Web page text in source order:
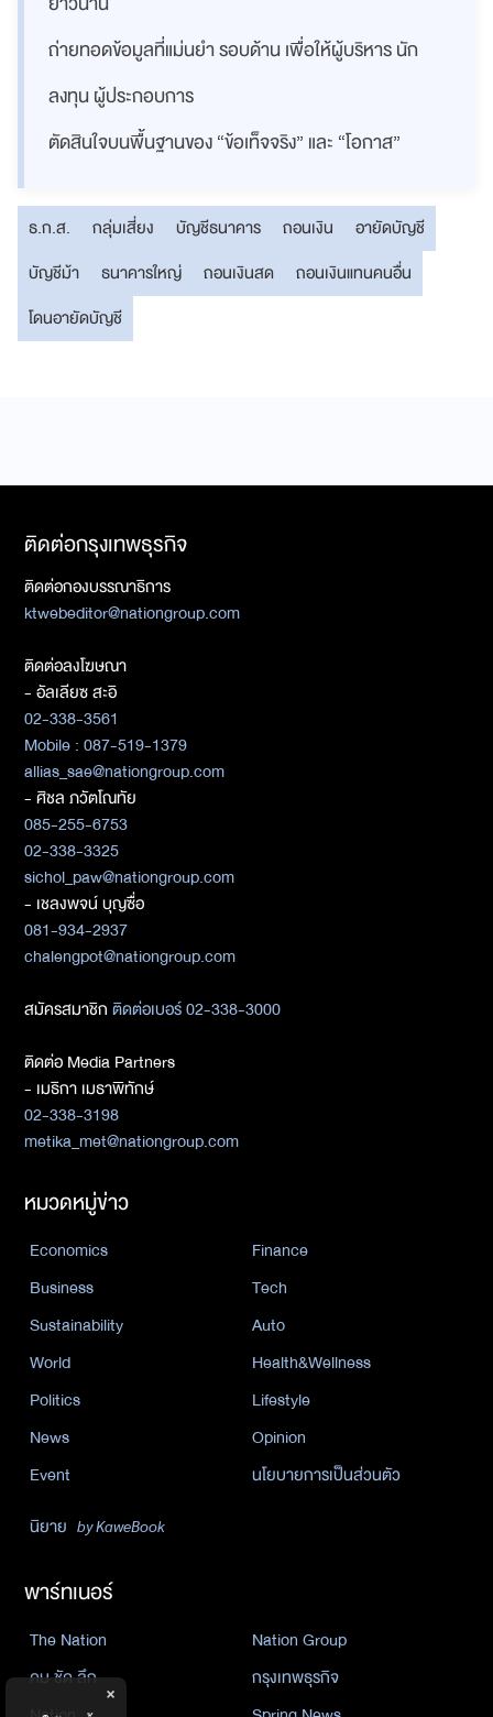
ถ่ายทอดข้อมูลที่แม่นยำ รอบด้าน เพื่อให้ผู้บริหาร นัก
ลงทุน ผู้ประกอบการ
ตัดสินใจบนพื้นฐานของ “ข้อเท็จจริง” และ “โอกาส”
ธ.ก.ส. กลุ่มเสี่ยง บัญชีธนาคาร ถอนเงิน
อายัดบัญชี
บัญชีม้า
ธนาคารใหญ่ ถอนเงินสด
ถอนเงินแทนคนอื่น
โดนอายัดบัญชี
ติดต่อกรุงเทพธุรกิจ
ติดต่อกองบรรณาธิการ
ktwebeditor@nationgroup.com
ติดต่อลงโฆษณา
- อัลเลียซ สะอิ
02-338-3561
Mobile : 087-519-1379
allias_sae@nationgroup.com
- ศิชล ภวัตโณทัย
085-255-6753
02-338-3325
sichol_paw@nationgroup.com
- เชลงพจน์ บุญซื่อ
081-934-2937
chalengpot@nationgroup.com
สมัครสมาชิกติดต่อเบอร์ 02-338-3000
ติดต่อ Media Partners
- เมธิกา เมธาพิทักษ์
02-338-3198
metika_met@nationgroup.com
หมวดหมู่ข่าว
Economics
Finance
Business
Tech
Sustainability
Auto
World
Health&Wellness
Politics
Lifestyle
News
Opinion
Event
นโยบายการเป็นส่วนตัว
นิยาย by KaweBook
พาร์ทเนอร์
The Nation
Nation Group
คม ชัด ลึก
กรุงเทพธุรกิจ
×